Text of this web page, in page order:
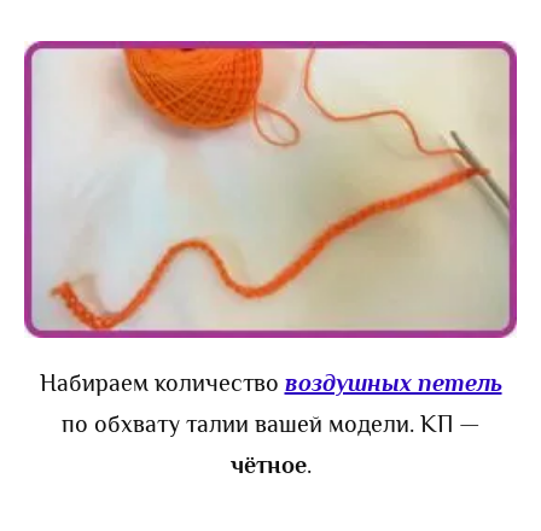
Набираем количество воздушных петель
по обхвату талии вашей модели. КП —
чётное.